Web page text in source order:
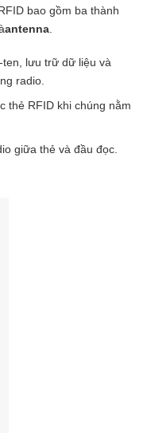
bao gồm ba thành
antenna
lưu trữ dữ liệu và
radio.
thẻ RFID khi chúng nằm
giữa thẻ và đầu đọc.